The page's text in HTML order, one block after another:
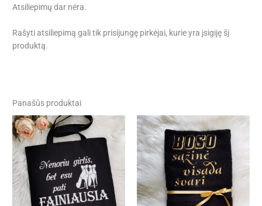
Atsiliepimų dar nėra.
Rašyti atsiliepimą gali tik prisijungę pirkėjai, kurie yra įsigiję šį
produktą.
Panašūs produktai